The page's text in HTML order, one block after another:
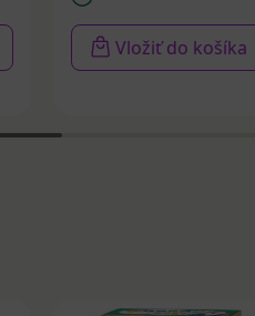
Vložiť do košíka